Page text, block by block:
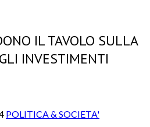
IL TAVOLO SULLA
INVESTIMENTI
POLITICA & SOCIETA'